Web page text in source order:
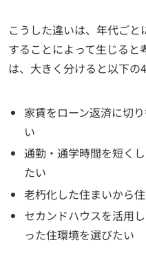
こうした違いは、年代ご
することによって生じると
は、大きく分けると以下の
家賃をローン返済に切
い
通勤・通学時間を短く
たい
老朽化した住まいから
セカンドハウスを活用
った住環境を選びたい